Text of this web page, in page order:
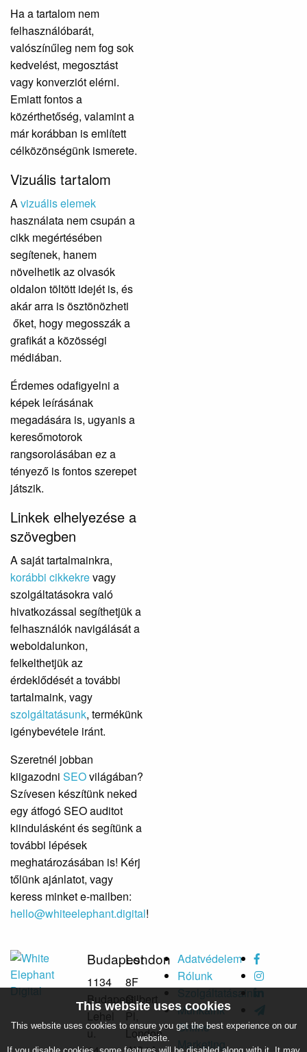
Ha a tartalom nem
felhasználóbarát,
valószínűleg nem fog sok
kedvelést, megosztást
vagy konverziót elérni.
Emiatt fontos a
közérthetőség, valamint a
már korábban is említett
célközönségünk ismerete.
Vizuális tartalom
A vizuális elemek
használata nem csupán a
cikk megértésében
segítenek, hanem
növelhetik az olvasók
oldalon töltött idejét is, és
akár arra is ösztönözheti
őket, hogy megosszák a
grafikát a közösségi
médiában.
Érdemes odafigyelni a
képek leírásának
megadására is, ugyanis a
keresőmotorok
rangsorolásában ez a
tényező is fontos szerepet
játszik.
Linkek elhelyezése a
szövegben
A saját tartalmainkra,
korábbi cikkekrevagy
szolgáltatásokra való
hivatkozással segíthetjük a
felhasználók navigálását a
weboldalunkon,
felkelthetjük az
érdeklődését a további
tartalmaink, vagy
szolgáltatásunk, termékünk
igénybevétele iránt.
Szeretnél jobban
kiigazodni SEOvilágában?
Szívesen készítünk neked
egy átfogó SEO auditot
kiindulásként és segítünk a
további lépések
meghatározásában is! Kérj
tőlünk ajánlatot, vagy
keress minket e-mailben:
hello@whiteelephant.digital!
Budapest
1134
Budapest,
Lehel
u.
London
8F
Gilbert
Pl,
London
Adatvédelem
Rólunk
Szolgáltatásaink
Munkáink
Online
Marketing
This website uses cookies
This website uses cookies to ensure you get the best experience on our
website.